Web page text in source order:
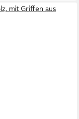
mit Griffen aus